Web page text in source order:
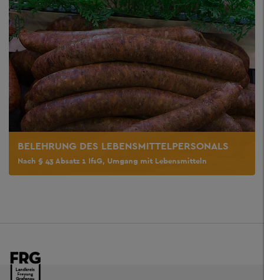
BELEHRUNG DES LEBENSMITTELPERSONALS
Nach § 43 Absatz 1 IfsG, Umgang mit Lebensmitteln